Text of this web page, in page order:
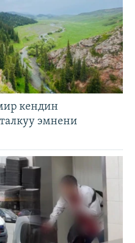
кендин
эмнени